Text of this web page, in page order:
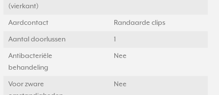
(vierkant)
Aardcontact Randaarde clips
Aantal doorlussen 1
Antibacteriële
behandeling
Nee
Voor zware
Nee